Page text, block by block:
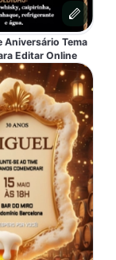
Aniversário Tema
Editar Online